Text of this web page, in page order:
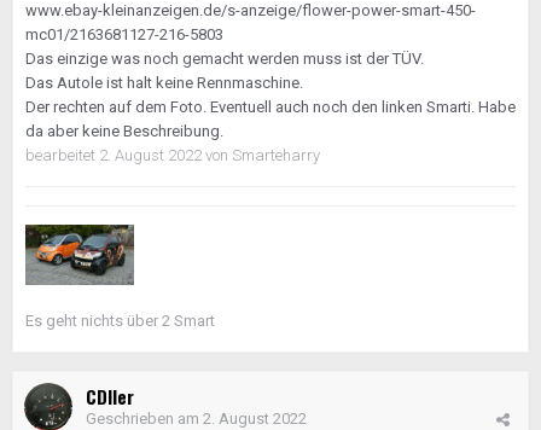
www.ebay-kleinanzeigen.de/s-anzeige/flower-power-smart-450-
mc01/2163681127-216-5803
Das einzige was noch gemacht werden muss ist der TÜV.
Das Autole ist halt keine Rennmaschine.
Der rechten auf dem Foto. Eventuell auch noch den linken Smarti. Habe
da aber keine Beschreibung.
bearbeitet 2. August 2022von Smarteharry
Es geht nichts über 2 Smart
CDIler
Geschrieben am 2. August 2022